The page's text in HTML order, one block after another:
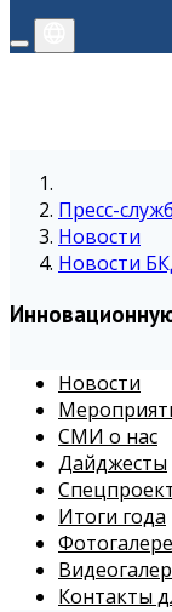
Пресс-
Новости
Новости
Новости
СМИ о нас
Дайджесты
Итоги года
Контакты